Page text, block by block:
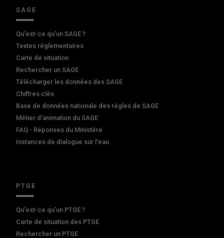
SAGE
Qu'est-ce qu'un SAGE ?
Textes réglementaires
Carte de situation
Rechercher un SAGE
Télécharger les données des SAGE
Chiffres clés
Base de données nationale des règles de SAGE
Métier d'animation du SAGE
FAQ - Réponses du Ministère
Instances de dialogue sur l'eau
PTGE
Qu’est-ce qu’un PTGE ?
Carte de situation des PTGE
Rechercher un PTGE